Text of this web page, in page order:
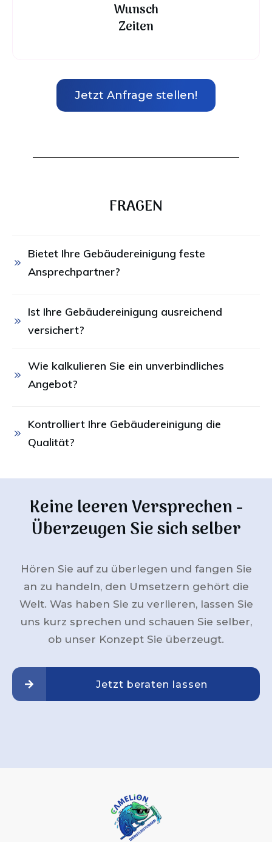
Wunsch
Zeiten
Jetzt Anfrage stellen!
FRAGEN
Bietet Ihre Gebäudereinigung feste
Ansprechpartner?
Ist Ihre Gebäudereinigung ausreichend
versichert?
Wie kalkulieren Sie ein unverbindliches
Angebot?
Kontrolliert Ihre Gebäudereinigung die
Qualität?
Keine leeren Versprechen -
Überzeugen Sie sich selber
Hören Sie auf zu überlegen und fangen Sie
an zu handeln, den Umsetzern gehört die
Welt. Was haben Sie zu verlieren, lassen Sie
uns kurz sprechen und schauen Sie selber,
ob unser Konzept Sie überzeugt.
Jetzt beraten lassen